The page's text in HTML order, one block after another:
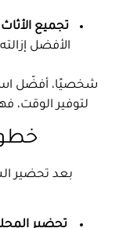
تجميع الأثاث
الأفضل
شخصيًا، أفضّل
لتوفير الوقت،
بعد تحضير
تحضير